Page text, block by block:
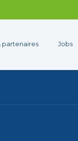
partenaires Jobs